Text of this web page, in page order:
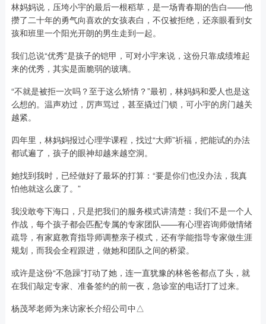
林妈妈说，压垮小宇的最后一根稻草，是一场青春期的告白——他
攒了二十年的勇气向喜欢的女孩表白，不仅被拒绝，还亲眼看到女
孩和班里一个阳光开朗的男生走到一起。
我们总说“优秀”是孩子的铠甲，可对小宇来说，这份只靠成绩堆起
来的优秀，其实是面脆弱的玻璃。
“不就是被拒一次吗？至于这么矫情？”最初，林妈妈和爱人也是这
么想的。温声劝过，厉声骂过，甚至撬过门锁，可小宇的房门越关
越紧。
四年里，林妈妈报过心理学课程，找过“大师”祈福，把能试的办法
都试遍了，孩子的眼神却越来越空洞。
她找到我时，已经做好了最坏的打算：“要是你们也没办法，我真
怕他就这么废了。”
我没敢夸下海口，只是把我们的服务模式讲清楚：我们不是一个人
作战，每个孩子都会匹配专属的专家团队——有心理咨询师做情绪
疏导，有家庭教育指导师调整亲子模式，还有学能指导专家做生涯
规划，而我会全程跟进，做她和团队之间的桥梁。
或许是这份“不急躁”打动了她，连一直犹豫的林爸爸都点了头，就
在我们敲定专家、准备签约的前一夜，急诊室的电话打了过来。
杨茂琴老师为来访家长介绍公司中△